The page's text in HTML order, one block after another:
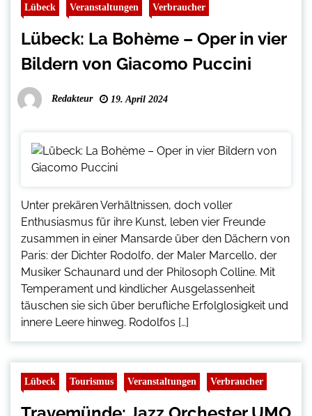
Lübeck Veranstaltungen Verbraucher
Lübeck: La Bohème – Oper in vier
Bildern von Giacomo Puccini
Redakteur 19. April 2024
Unter prekären Verhältnissen, doch voller
Enthusiasmus für ihre Kunst, leben vier Freunde
zusammen in einer Mansarde über den Dächern von
Paris: der Dichter Rodolfo, der Maler Marcello, der
Musiker Schaunard und der Philosoph Colline. Mit
Temperament und kindlicher Ausgelassenheit
täuschen sie sich über berufliche Erfolglosigkeit und
innere Leere hinweg. Rodolfos […]
Lübeck Tourismus Veranstaltungen Verbraucher